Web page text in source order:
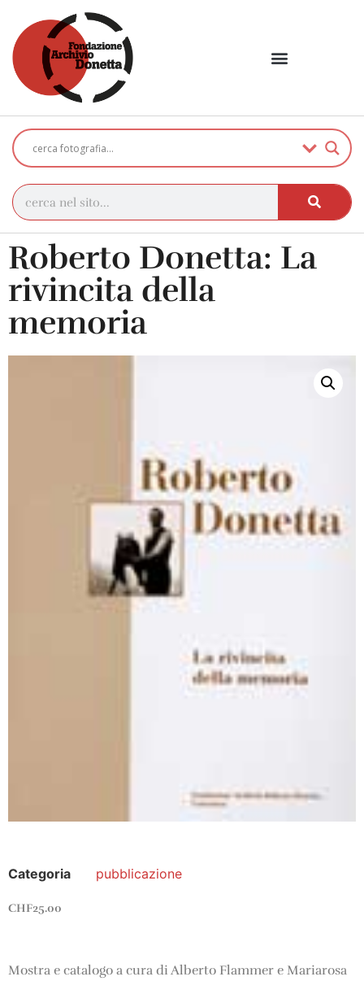
Roberto Donetta: La
rivincita della
memoria
Categoria pubblicazione
CHF25.00
Mostra e catalogo a cura di Alberto Flammer e Mariarosa